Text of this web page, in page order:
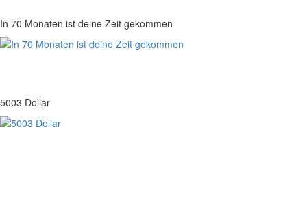
In 70 Monaten ist deine Zeit gekommen
5003 Dollar